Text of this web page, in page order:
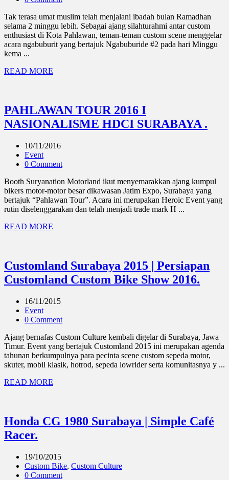
Tak terasa umat muslim telah menjalani ibadah bulan Ramadhan
selama 2 minggu lebih. Sebagai ajang silahturahmi antar custom
enthusiast di Kota Pahlawan, teman-teman custom scene menggelar
acara ngabuburit yang bertajuk Ngabuburide #2 pada hari Minggu
kema ...
READ MORE
PAHLAWAN TOUR 2016 I
NASIONALISME HDCI SURABAYA .
10/11/2016
Event
0 Comment
Booth Suryanation Motorland ikut menyemarakkan ajang kumpul
bikers motor-motor besar dikawasan Jatim Expo, Surabaya yang
bertajuk “Pahlawan Tour”. Acara ini merupakan Heroic Event yang
rutin diselenggarakan dan telah menjadi trade mark H ...
READ MORE
Customland Surabaya 2015 | Persiapan
Customland Custom Bike Show 2016.
16/11/2015
Event
0 Comment
Ajang bernafas Custom Culture kembali digelar di Surabaya, Jawa
Timur. Event yang bertajuk Customland 2015 ini merupakan agenda
tahunan berkumpulnya para pecinta scene custom sepeda motor,
skuter, mobil klasik, hotrod, sepeda lowrider serta komunitasnya y ...
READ MORE
Honda CG 1980 Surabaya | Simple Café
Racer.
19/10/2015
Custom Bike, Custom Culture
0 Comment